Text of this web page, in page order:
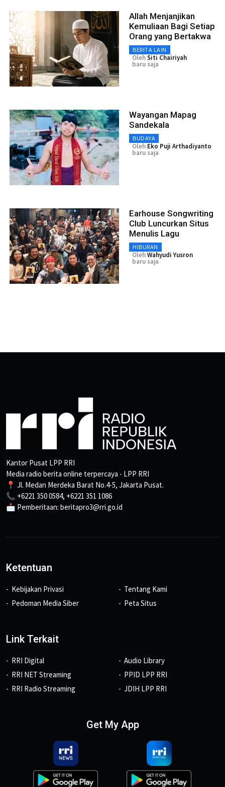
Allah Menjanjikan
Kemuliaan Bagi Setiap
Orang yang Bertakwa
BERITA LAIN
OlehSiti Chairiyah
baru saja
Wayangan Mapag
Sandekala
BUDAYA
Oleh Eko Puji Arthadiyanto
baru saja
Earhouse Songwriting
Club Luncurkan Situs
Menulis Lagu
HIBURAN
OlehWahyudi Yusron
baru saja
Kantor Pusat LPP RRI
Media radio berita online terpercaya - LPP RRI
📍 Jl. Medan Merdeka Barat No.4-5, Jakarta Pusat.
📞 +6221 350 0584, +6221 351 1086
📩 Pemberitaan: beritapro3@rri.go.id
Ketentuan
Kebijakan Privasi
Pedoman Media Siber
Tentang Kami
Peta Situs
Link Terkait
RRI Digital
RRI NET Streaming
RRI Radio Streaming
Audio Library
PPID LPP RRI
JDIH LPP RRI
Get My App